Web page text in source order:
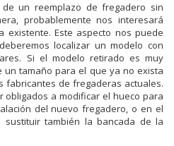
un reemplazo de fregadero sin
probablemente nos interesará
existente. Este aspecto nos puede
localizar un modelo con
Si el modelo retirado es muy
tamaño para el que ya no exista
fabricantes de fregaderas actuales.
obligados a modificar el hueco para
del nuevo fregadero, o en el
también la bancada de la